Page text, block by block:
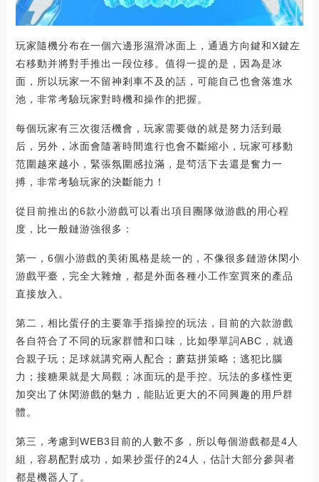
玩家隨機分布在一個六邊形濕滑冰面上，通過方向鍵和X鍵左
右移動并將對手推出一段位移。值得一提的是，因為是冰
面，所以玩家一不留神剎車不及的話，可能自己也會落進水
池，非常考驗玩家對時機和操作的把握。
每個玩家有三次復活機會，玩家需要做的就是努力活到最
后，另外，冰面會隨著時間進行也會不斷縮小，玩家可移動
范圍越來越小，緊張氛圍感拉滿，是茍活下去還是奮力一
搏，非常考驗玩家的決斷能力！
從目前推出的6款小游戲可以看出項目團隊做游戲的用心程
度，比一般鏈游強很多：
第一，6個小游戲的美術風格是統一的，不像很多鏈游休閑小
游戲平臺，完全大雜燴，都是外面各種小工作室買來的產品
直接放入。
第二，相比蛋仔的主要靠手指操控的玩法，目前的六款游戲
各自符合了不同的玩家群體和口味，比如學單詞ABC，就適
合親子玩；足球就講究兩人配合；蘑菇拼策略；逃犯比腦
力；接糖果就是大局觀；冰面玩的是手控。玩法的多樣性更
加突出了休閑游戲的魅力，能貼近更大的不同興趣的用戶群
體。
第三，考慮到WEB3目前的人數不多，所以每個游戲都是4人
組，容易配對成功，如果抄蛋仔的24人，估計大部分參與者
都是機器人了。